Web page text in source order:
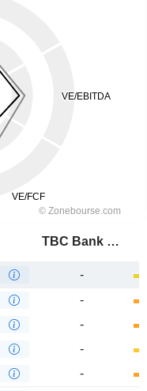
TBC Bank Group PLC
-
-
-
-
-